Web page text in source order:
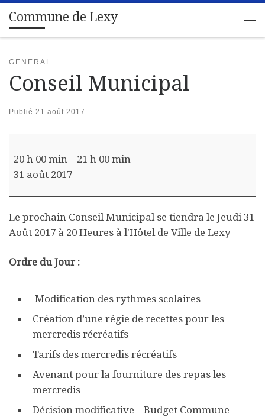
Passer au contenu
Commune de Lexy
GENERAL
Conseil Municipal
Publié 21 août 2017
20 h 00 min – 21 h 00 min
31 août 2017
Le prochain Conseil Municipal se tiendra le Jeudi 31
Août 2017 à 20 Heures à l'Hôtel de Ville de Lexy
Ordre du Jour :
Modification des rythmes scolaires
Création d’une régie de recettes pour les
mercredis récréatifs
Tarifs des mercredis récréatifs
Avenant pour la fourniture des repas les
mercredis
Décision modificative – Budget Commune